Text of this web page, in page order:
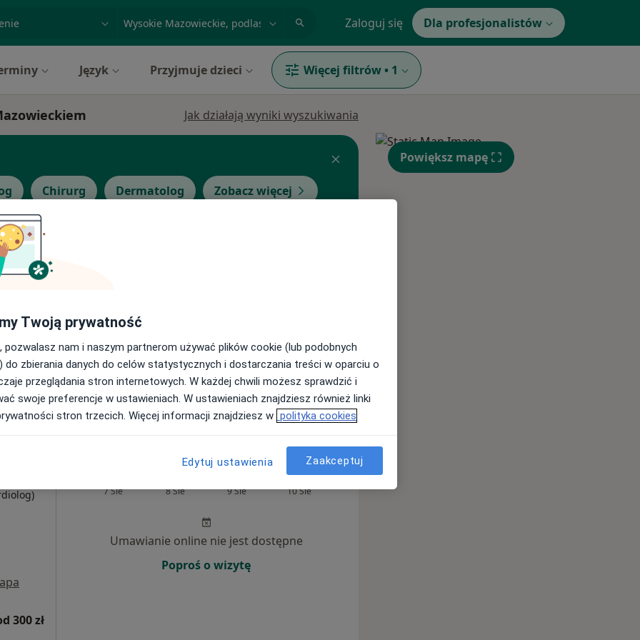
badanie lub nazwisko Zaloguj się Dla profesjonalistów
Język Przyjmuje dzieci Więcej filtrów • 1
Jak działają wyniki wyszukiwania
Chirurg Dermatolog Zobacz więcej
300 zł
Umawianie online nie jest dostępne
Poproś o wizytę
300 zł
7 Sie 8 Sie 9 Sie
Pon,
10 Sie
Wt,
11 Sie
Umawianie online nie jest dostępne
Poproś o wizytę
Powiększ mapę
Twoją prywatność
pozwalasz nam i naszym partnerom używać plików cookie (lub podobnych
do zbierania danych do celów statystycznych i dostarczania treści w oparciu o
przeglądania stron internetowych. W każdej chwili możesz sprawdzić i
swoje preferencje w ustawieniach. W ustawieniach znajdziesz również linki
stron trzecich. Więcej informacji znajdziesz w polityka cookies
Edytuj ustawienia Zaakceptuj